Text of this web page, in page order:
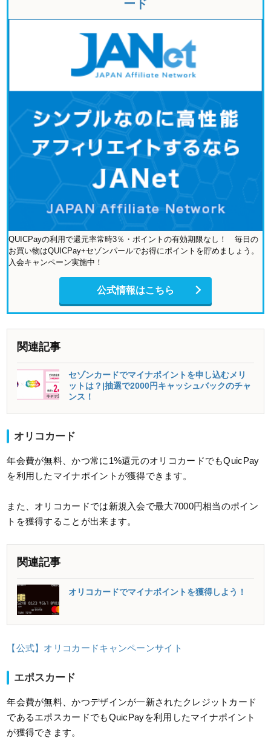
ード
QUICPayの利用で還元率常時3％・ポイントの有効期限なし！ 毎日の
お買い物はQUICPay+セゾンパールでお得にポイントを貯めましょう。
入会キャンペーン実施中！
公式情報はこちら
関連記事
セゾンカードでマイナポイントを申し込むメリ
ットは？|抽選で2000円キャッシュバックのチャ
ンス！
オリコカード
年会費が無料、かつ常に1%還元のオリコカードでもQuicPay
を利用したマイナポイントが獲得できます。
また、オリコカードでは新規入会で最大7000円相当のポイン
トを獲得することが出来ます。
関連記事
オリコカードでマイナポイントを獲得しよう！
【公式】オリコカードキャンペーンサイト
エポスカード
年会費が無料、かつデザインが一新されたクレジットカード
であるエポスカードでもQuicPayを利用したマイナポイント
が獲得できます。